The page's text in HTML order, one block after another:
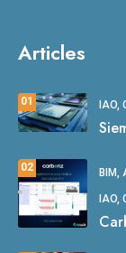
Articles
01 IAO,
02 BIM,
IAO,